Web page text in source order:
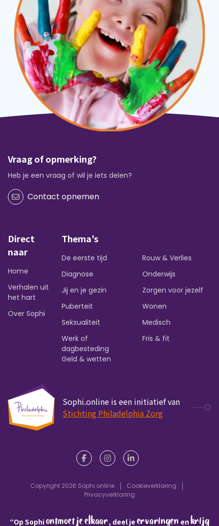
Vraag of opmerking?
Heb je een vraag of wil je iets delen?
Contact opnemen
Direct
naar
Home
Verhalen uit
het hart
Over Sophi
Thema's
De eerste tijd
Diagnose
Jij en je gezin
Puberteit
Seksualiteit
Werk of
dagbesteding
Rouw & Verlies
Onderwijs
Zorgen voor jezelf
Wonen
Medisch
Fris & fit
Geld & wetten
Sophi.online is een initiatief van
Stichting Philadelphia Zorg
Copyright 2026 Sophi.online
Cookieverklaring
Privacyverklaring
“Op Sophiontmoet je elkaar, deel je ervaringen en krijg